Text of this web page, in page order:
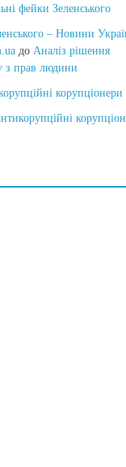
фейки Зеленського
– Новини
до Аналіз рішення
з прав людини
корупціонери